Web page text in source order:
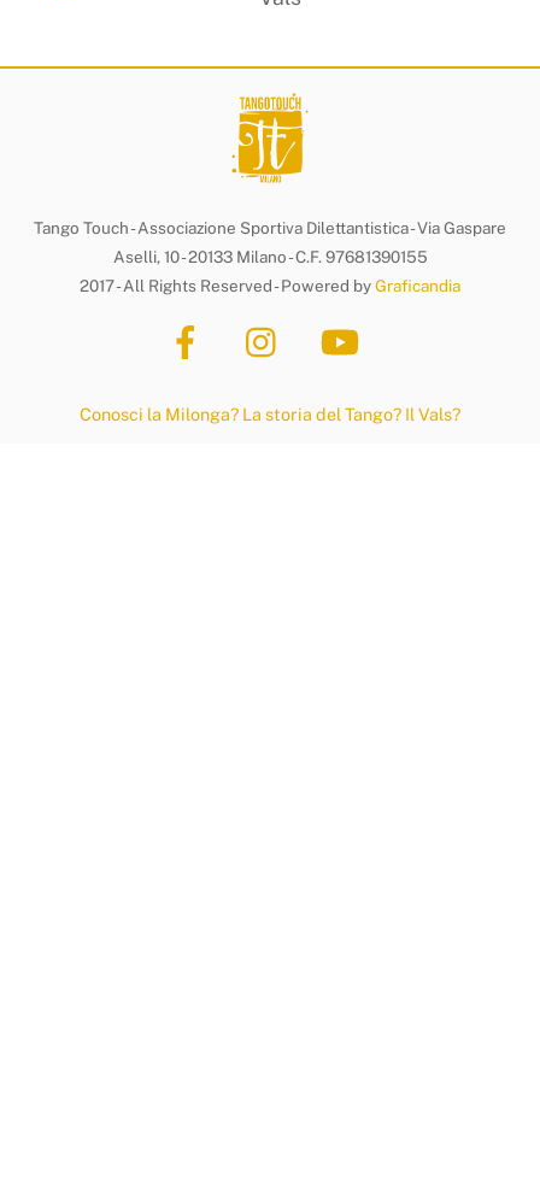
Tango Touch - Associazione Sportiva Dilettantistica - Via Gaspare
Aselli, 10 - 20133 Milano - C.F. 97681390155
2017 - All Rights Reserved - Powered byGraficandia
Conosci la Milonga? La storia del Tango? Il Vals?